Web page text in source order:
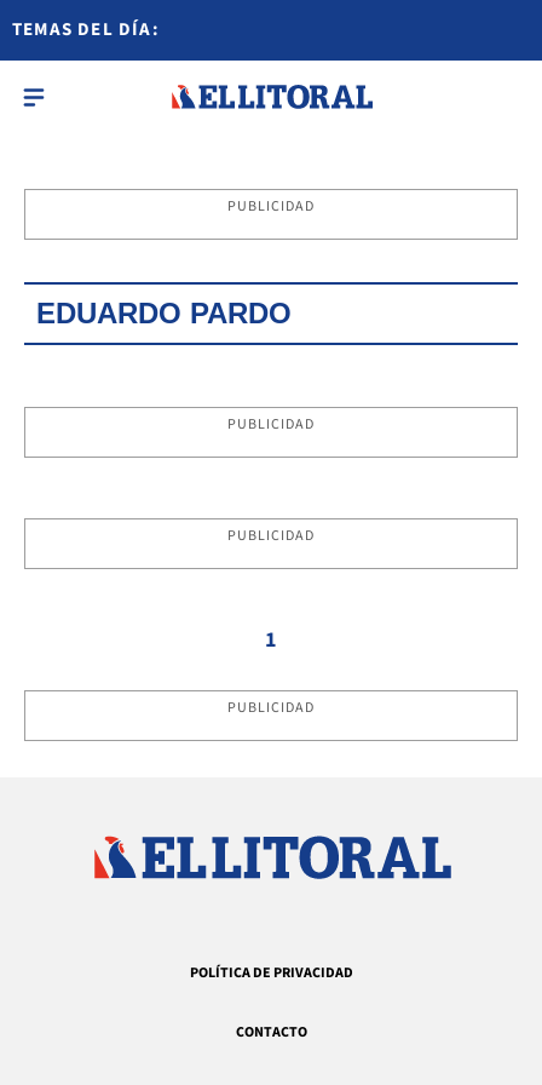
TEMAS DEL DÍA:
PUBLICIDAD
EDUARDO PARDO
PUBLICIDAD
PUBLICIDAD
1
PUBLICIDAD
POLÍTICA DE PRIVACIDAD
CONTACTO